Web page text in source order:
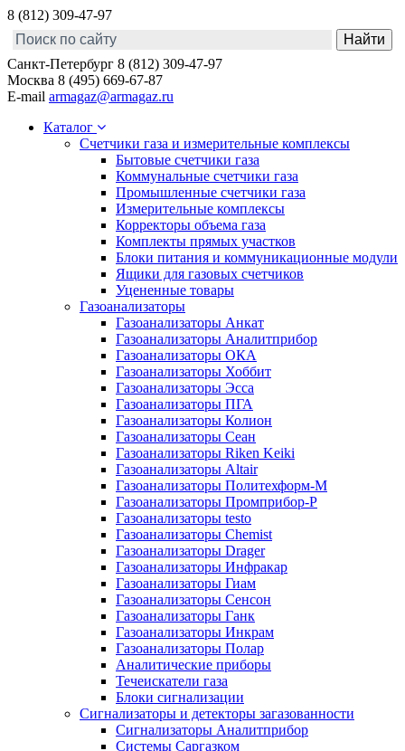
8 (812) 309-47-97
Санкт-Петербург 8 (812) 309-47-97
Москва 8 (495) 669-67-87
E-mail armagaz@armagaz.ru
Каталог
Счетчики газа и измерительные комплексы
Бытовые счетчики газа
Коммунальные счетчики газа
Промышленные счетчики газа
Измерительные комплексы
Корректоры объема газа
Комплекты прямых участков
Блоки питания и коммуникационные модули
Ящики для газовых счетчиков
Уцененные товары
Газоанализаторы
Газоанализаторы Анкат
Газоанализаторы Аналитприбор
Газоанализаторы ОКА
Газоанализаторы Хоббит
Газоанализаторы Эсса
Газоанализаторы ПГА
Газоанализаторы Колион
Газоанализаторы Сеан
Газоанализаторы Riken Keiki
Газоанализаторы Altair
Газоанализаторы Политехформ-М
Газоанализаторы Промприбор-Р
Газоанализаторы testo
Газоанализаторы Chemist
Газоанализаторы Drager
Газоанализаторы Инфракар
Газоанализаторы Гиам
Газоанализаторы Сенсон
Газоанализаторы Ганк
Газоанализаторы Инкрам
Газоанализаторы Полар
Аналитические приборы
Течеискатели газа
Блоки сигнализации
Сигнализаторы и детекторы загазованности
Сигнализаторы Аналитприбор
Системы Саргазком